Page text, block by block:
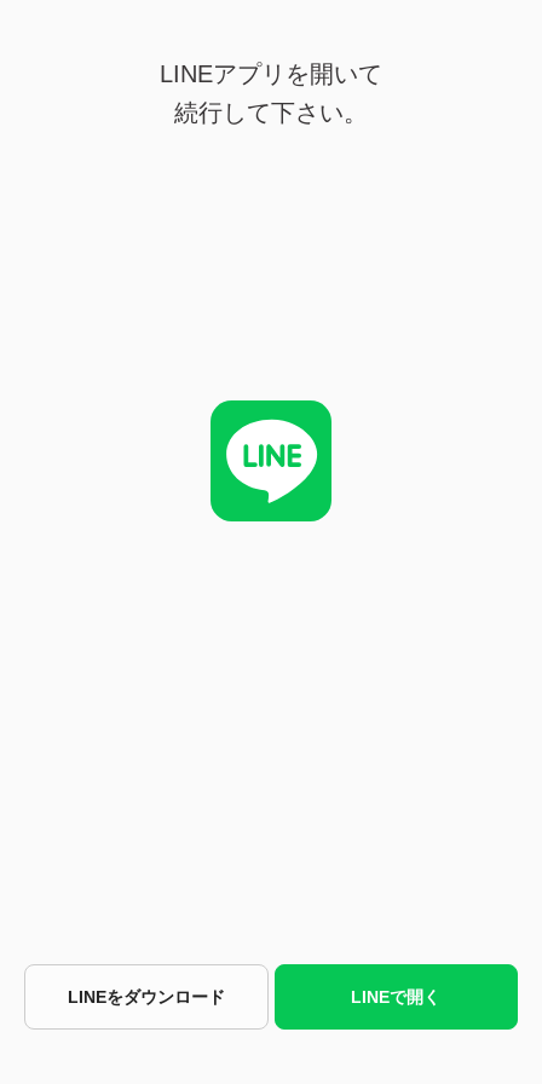
LINEアプリを開いて
続行して下さい。
LINEをダウンロード LINEで開く